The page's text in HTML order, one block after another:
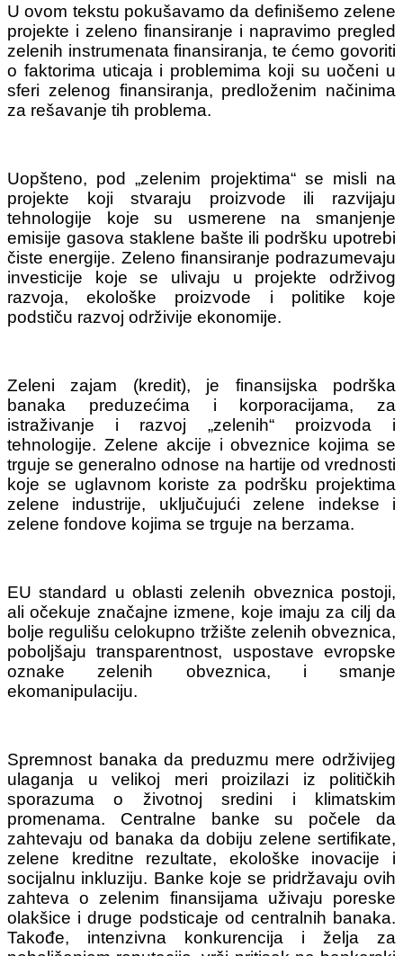
U ovom tekstu pokušavamo da definišemo zelene
projekte i zeleno finansiranje i napravimo pregled
zelenih instrumenata finansiranja, te ćemo govoriti
o faktorima uticaja i problemima koji su uočeni u
sferi zelenog finansiranja, predloženim načinima
za rešavanje tih problema.
Uopšteno, pod „zelenim projektima“ se misli na
projekte koji stvaraju proizvode ili razvijaju
tehnologije koje su usmerene na smanjenje
emisije gasova staklene bašte ili podršku upotrebi
čiste energije. Zeleno finansiranje podrazumevaju
investicije koje se ulivaju u projekte održivog
razvoja, ekološke proizvode i politike koje
podstiču razvoj održivije ekonomije.
Zeleni zajam (kredit), je finansijska podrška
banaka preduzećima i korporacijama, za
istraživanje i razvoj „zelenih“ proizvoda i
tehnologije. Zelene akcije i obveznice kojima se
trguje se generalno odnose na hartije od vrednosti
koje se uglavnom koriste za podršku projektima
zelene industrije, uključujući zelene indekse i
zelene fondove kojima se trguje na berzama.
EU standard u oblasti zelenih obveznica postoji,
ali očekuje značajne izmene, koje imaju za cilj da
bolje regulišu celokupno tržište zelenih obveznica,
poboljšaju transparentnost, uspostave evropske
oznake zelenih obveznica, i smanje
ekomanipulaciju.
Spremnost banaka da preduzmu mere održivijeg
ulaganja u velikoj meri proizilazi iz političkih
sporazuma o životnoj sredini i klimatskim
promenama. Centralne banke su počele da
zahtevaju od banaka da dobiju zelene sertifikate,
zelene kreditne rezultate, ekološke inovacije i
socijalnu inkluziju. Banke koje se pridržavaju ovih
zahteva o zelenim finansijama uživaju poreske
olakšice i druge podsticaje od centralnih banaka.
Takođe, intenzivna konkurencija i želja za